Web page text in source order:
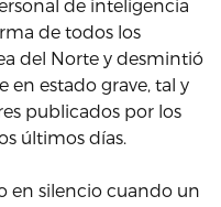
de inteligencia
de todos los
del Norte y desmintió
en estado grave, tal y
publicados por los
últimos días.
en silencio cuando un